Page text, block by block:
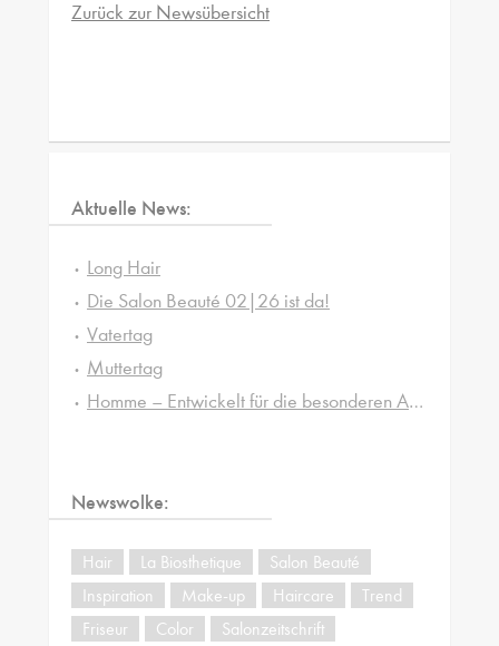
Zurück zur Newsübersicht
Aktuelle News:
Long Hair
Die Salon Beauté 02|26 ist da!
Vatertag
Muttertag
Homme – Entwickelt für die besonderen Ansprüche von Männerhaut und -haar
Newswolke:
Hair La Biosthetique
Salon Beauté
Inspiration
Make-up Haircare
Trend
Friseur
Color Salonzeitschrift